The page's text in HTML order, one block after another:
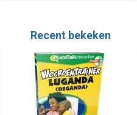
Recent bekeken